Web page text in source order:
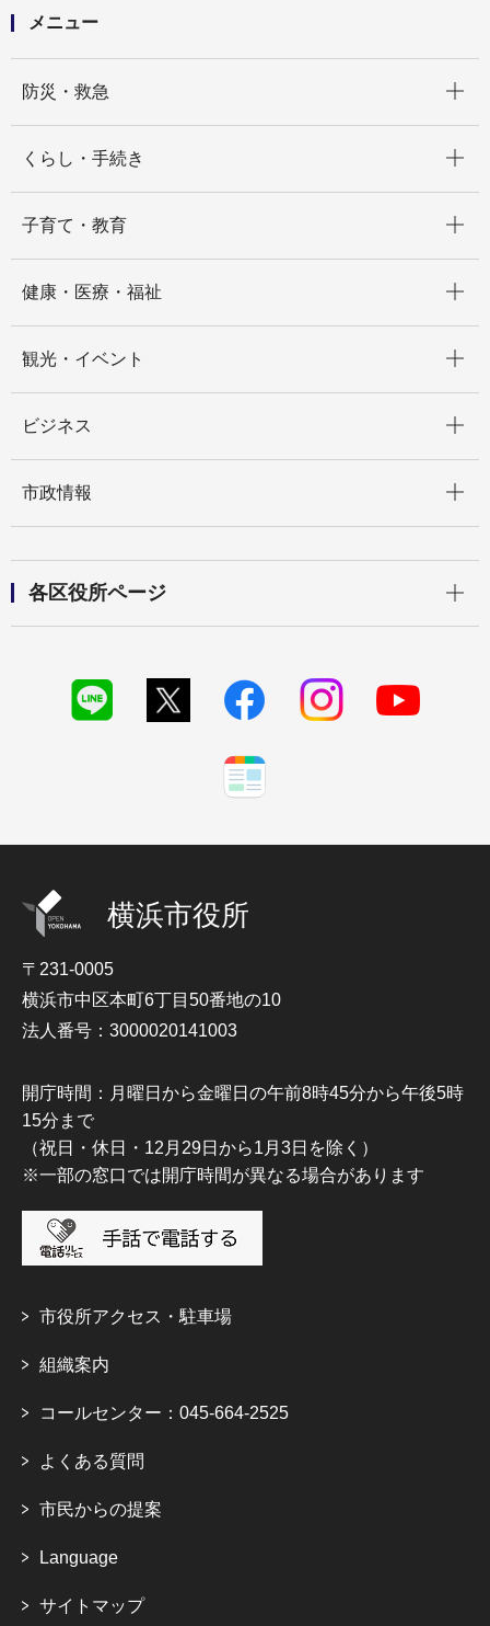
メニュー
防災・救急
くらし・手続き
子育て・教育
健康・医療・福祉
観光・イベント
ビジネス
市政情報
各区役所ページ
横浜市役所
〒231-0005
横浜市中区本町6丁目50番地の10
法人番号：3000020141003
開庁時間：月曜日から金曜日の午前8時45分から午後5時
15分まで
（祝日・休日・12月29日から1月3日を除く）
※一部の窓口では開庁時間が異なる場合があります
市役所アクセス・駐車場
組織案内
コールセンター：045-664-2525
よくある質問
市民からの提案
Language
サイトマップ